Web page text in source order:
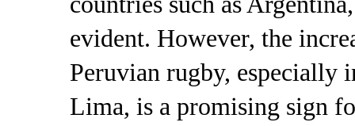
evident. However, the
Peruvian rugby, especially
Lima, is a promising sign